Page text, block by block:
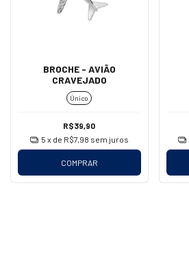
BROCHE - AVIÃO
CRAVEJADO
Único
R$39,90
5 x de R$7,98 sem juros
COMPRAR